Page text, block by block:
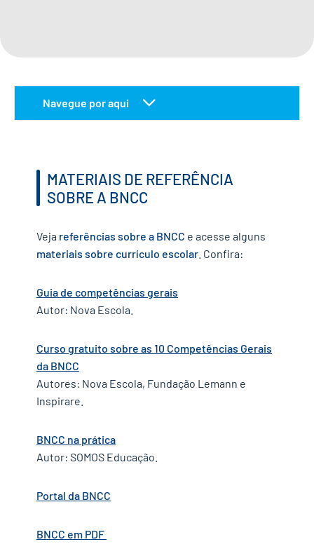
QUERO APOIAR
Navegue por aqui
guia sobre a bncc
MATERIAIS DE REFERÊNCIA
SOBRE A BNCC
Veja referências sobre a BNCC e acesse alguns
materiais sobre currículo escolar . Confira:
Guia de competências gerais
Autor: Nova Escola.
Curso gratuito sobre as 10 Competências Gerais
da BNCC
Autores: Nova Escola, Fundação Lemann e
Inspirare.
BNCC na prática
Autor: SOMOS Educação.
Portal da BNCC
BNCC em PDF